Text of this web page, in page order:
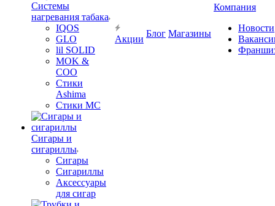
Системы
нагревания табака
IQOS
GLO
lil SOLID
MOK &
COO
Стики
Ashima
Стики MC
Сигары и
сигариллы
Сигары
Сигариллы
Аксессуары
для сигар
Акции
Блог Магазины
Компания
Новости